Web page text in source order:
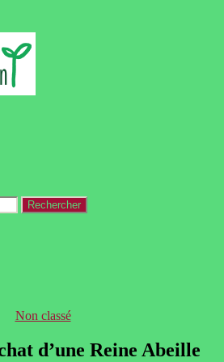
Catégories
Non classé
d’une Reine Abeille